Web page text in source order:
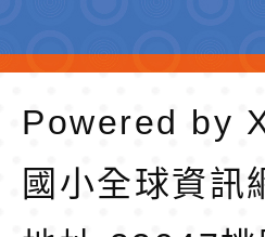
Powered by
國小全球資訊